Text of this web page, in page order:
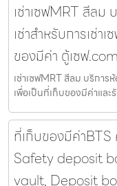
เช่าเซฟMRT สีล
เช่าสำหรับการเช่า
ของมีค่า ตู้เซฟ.com
เช่าเซฟMRT สีลม บริการ
เพื่อเป็นที่เก็บของมีค่าแล
ที่เก็บของมีค่า
Safety deposit
vault, Deposit